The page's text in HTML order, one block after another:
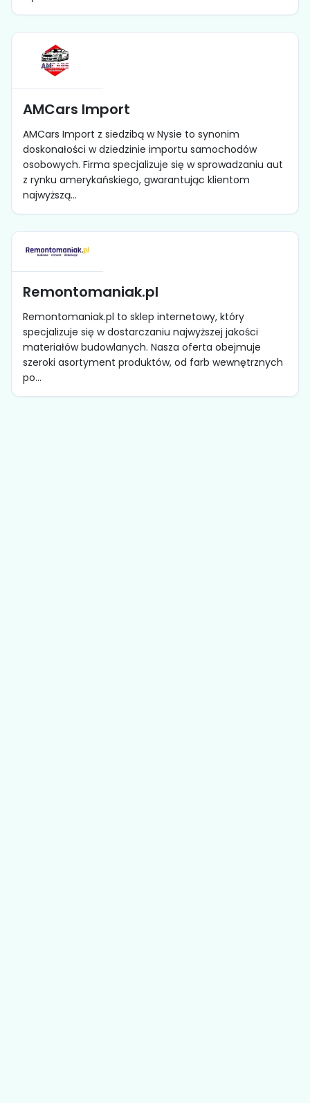
AMCars Import
AMCars Import z siedzibą w Nysie to synonim
doskonałości w dziedzinie importu samochodów
osobowych. Firma specjalizuje się w sprowadzaniu aut
z rynku amerykańskiego, gwarantując klientom
najwyższą...
Remontomaniak.pl
Remontomaniak.pl to sklep internetowy, który
specjalizuje się w dostarczaniu najwyższej jakości
materiałów budowlanych. Nasza oferta obejmuje
szeroki asortyment produktów, od farb wewnętrznych
po...